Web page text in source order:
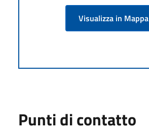
Visualizza in Mappa
Punti di contatto